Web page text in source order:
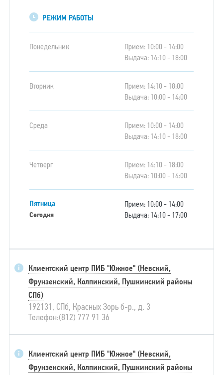
РЕЖИМ РАБОТЫ
Понедельник
Прием: 10:00 - 14:00
Выдача: 14:10 - 18:00
Вторник
Прием: 14:10 - 18:00
Выдача: 10:00 - 14:00
Среда
Прием: 10:00 - 14:00
Выдача: 14:10 - 18:00
Четверг
Прием: 14:10 - 18:00
Выдача: 10:00 - 14:00
Пятница
Сегодня
Прием: 10:00 - 14:00
Выдача: 14:10 - 17:00
Клиентский центр ПИБ "Южное" (Невский,
Фрунзенский, Колпинский, Пушкинский районы
СПб)
192131, СПб, Красных Зорь б-р., д. 3
Телефон:(812) 777 91 36
Клиентский центр ПИБ "Южное" (Невский,
Фрунзенский, Колпинский, Пушкинский районы